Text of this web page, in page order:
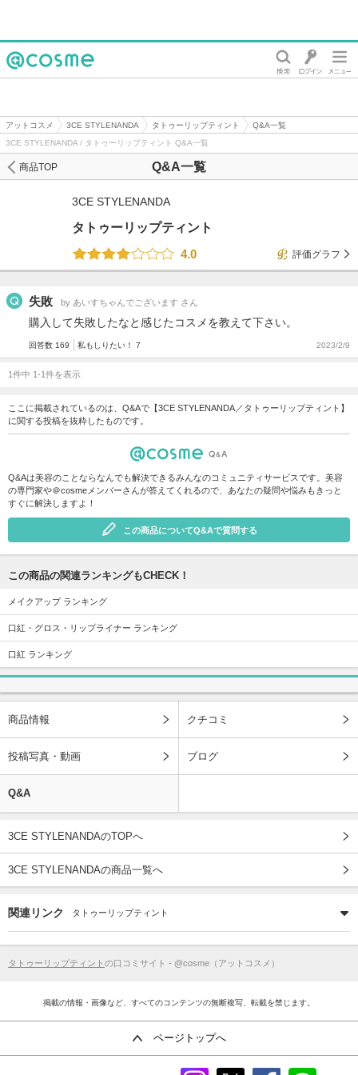
アットコスメ 3CE STYLENANDA タトゥーリップティント
Q&A一覧
3CE STYLENANDA / タトゥーリップティント Q&A一覧
Q&A一覧
商品TOP
3CE STYLENANDA
タトゥーリップティント
4.0
評価グラフ
失敗 by あいすちゃんでございます さん
購入して失敗したなと感じたコスメを教えて下さい。
回答数 169 私もしりたい！ 7 2023/2/9
1件中 1-1件を表示
ここに掲載されているのは、Q&Aで【3CE STYLENANDA／タトゥーリップティント】
に関する投稿を抜粋したものです。
Q&Aは美容のことならなんでも解決できるみんなのコミュニティサービスです。美容
の専門家や＠cosmeメンバーさんが答えてくれるので、あなたの疑問や悩みもきっと
すぐに解決しますよ！
この商品についてQ&Aで質問する
この商品の関連ランキングもCHECK！
メイクアップ ランキング
口紅・グロス・リップライナー ランキング
口紅 ランキング
商品情報 クチコミ
投稿写真・動画 ブログ
Q&A
3CE STYLENANDAのTOPへ
3CE STYLENANDAの商品一覧へ
関連リンク タトゥーリップティント
タトゥーリップティント の口コミサイト - @cosme（アットコスメ）
掲載の情報・画像など、すべてのコンテンツの無断複写、転載を禁じます。
ページトップへ